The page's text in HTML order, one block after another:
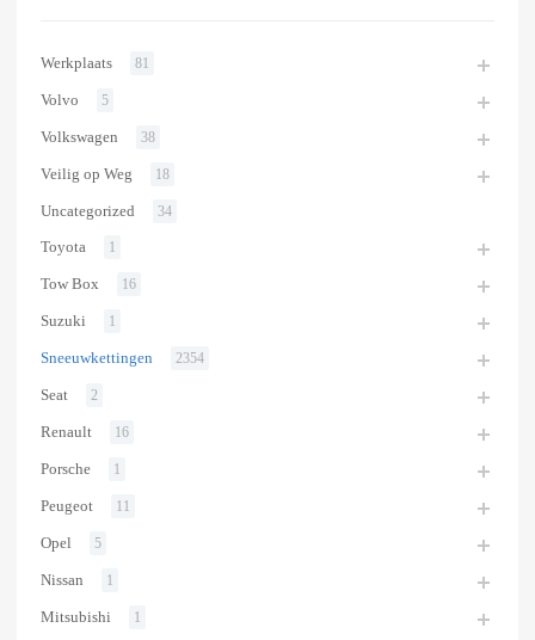
Werkplaats 81
Volvo 5
Volkswagen 38
Veilig op Weg 18
Uncategorized 34
Toyota 1
Tow Box 16
Suzuki 1
Sneeuwkettingen 2354
Seat 2
Renault 16
Porsche 1
Peugeot 11
Opel 5
Nissan 1
Mitsubishi 1